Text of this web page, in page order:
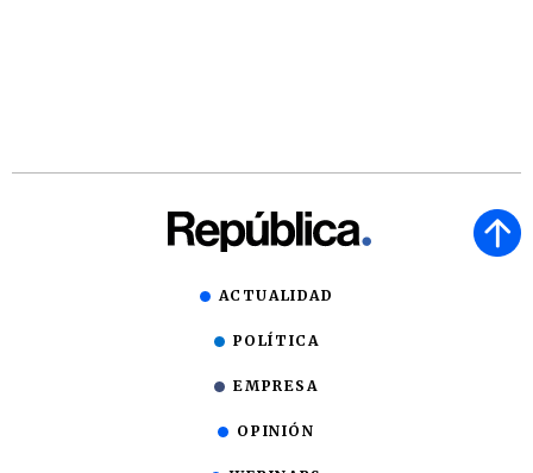
ACTUALIDAD
POLÍTICA
EMPRESA
OPINIÓN